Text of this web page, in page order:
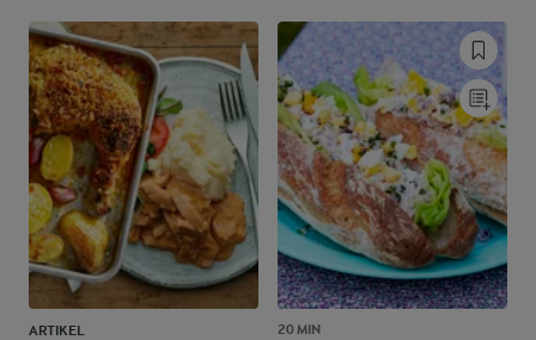
ARTIKEL 20 MIN